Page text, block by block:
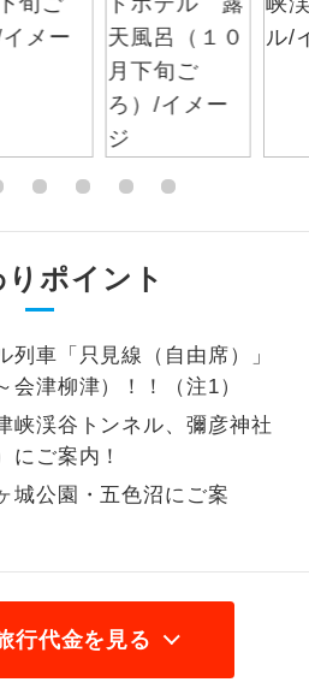
ポイント
列車「只見線（自由席）」
会津柳津）！！（注1）
峡渓谷トンネル、彌彦神社
にご案内！
城公園・五色沼にご案
行代金を見る
泊ホテルに露天風呂が付いていま
泊ホテルに大浴場が付いています。
心配はいりません。（機内食を除
屋にてゆっくりとお召し上がりいた
ます。
の音を気にせず、ガイドさんの説明
っくり聞くことができます。
から出発可能な個人型プランで
から出発可能な個人型プランで
様1室利用でも追加料金がかからない